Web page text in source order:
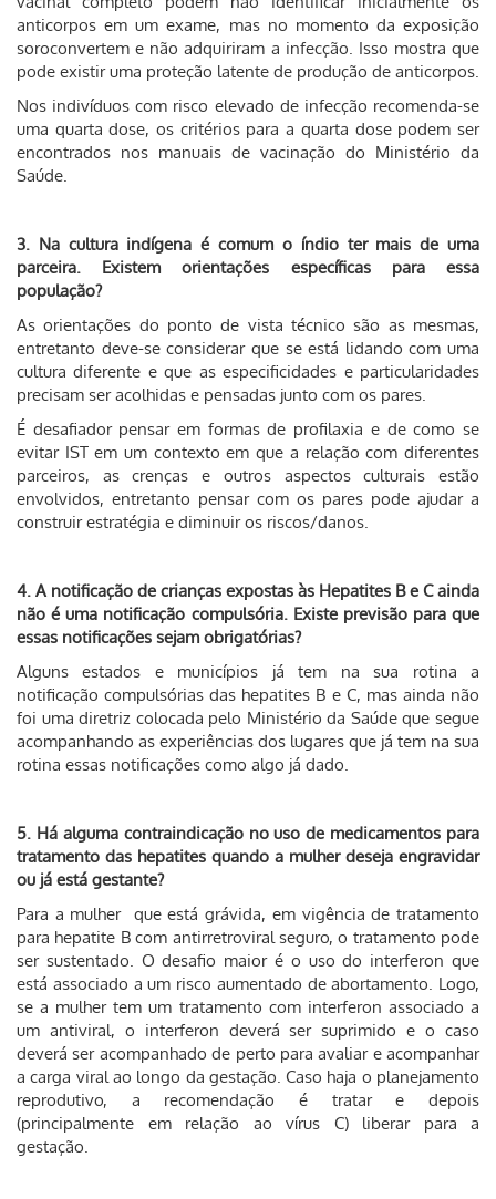
anticorpos em um exame, mas no momento da exposição
soroconvertem e não adquiriram a infecção. Isso mostra que
pode existir uma proteção latente de produção de anticorpos.
Nos indivíduos com risco elevado de infecção recomenda-se
uma quarta dose, os critérios para a quarta dose podem ser
encontrados nos manuais de vacinação do Ministério da
Saúde.
3. Na cultura indígena é comum o índio ter mais de uma
parceira. Existem orientações específicas para essa
população?
As orientações do ponto de vista técnico são as mesmas,
entretanto deve-se considerar que se está lidando com uma
cultura diferente e que as especificidades e particularidades
precisam ser acolhidas e pensadas junto com os pares.
É desafiador pensar em formas de profilaxia e de como se
evitar IST em um contexto em que a relação com diferentes
parceiros, as crenças e outros aspectos culturais estão
envolvidos, entretanto pensar com os pares pode ajudar a
construir estratégia e diminuir os riscos/danos.
4. A notificação de crianças expostas às Hepatites B e C ainda
não é uma notificação compulsória. Existe previsão para que
essas notificações sejam obrigatórias?
Alguns estados e municípios já tem na sua rotina a
notificação compulsórias das hepatites B e C, mas ainda não
foi uma diretriz colocada pelo Ministério da Saúde que segue
acompanhando as experiências dos lugares que já tem na sua
rotina essas notificações como algo já dado.
5. Há alguma contraindicação no uso de medicamentos para
tratamento das hepatites quando a mulher deseja engravidar
ou já está gestante?
Para a mulher que está grávida, em vigência de tratamento
para hepatite B com antirretroviral seguro, o tratamento pode
ser sustentado. O desafio maior é o uso do interferon que
está associado a um risco aumentado de abortamento. Logo,
se a mulher tem um tratamento com interferon associado a
um antiviral, o interferon deverá ser suprimido e o caso
deverá ser acompanhado de perto para avaliar e acompanhar
a carga viral ao longo da gestação. Caso haja o planejamento
reprodutivo, a recomendação é tratar e depois
(principalmente em relação ao vírus C) liberar para a
gestação.